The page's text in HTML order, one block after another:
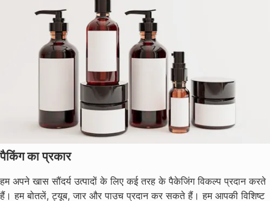
पैकिंग का प्रकार
हम अपने खास सौंदर्य उत्पादों के लिए कई तरह के पैकेजिंग विकल्प प्रदान करते
हैं। हम बोतलें, ट्यूब, जार और पाउच प्रदान कर सकते हैं। हम आपकी विशिष्ट